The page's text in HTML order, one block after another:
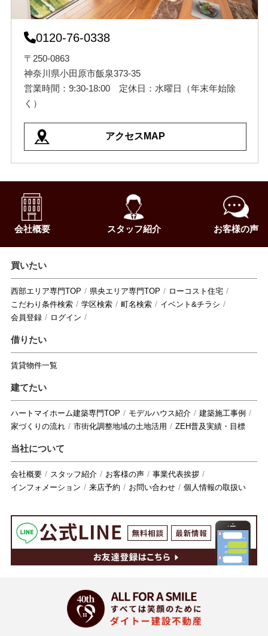
0120-76-0338
〒250-0863
神奈川県小田原市飯泉373-35
営業時間：9:30-18:00 定休日：水曜日（年末年始除
く）
アクセスMAP
会社概要 スタッフ紹介 お客様の声
買いたい
西部エリア専門TOP 県央エリア専門TOP
ローコスト住宅
こだわり条件検索
学区検索 町名検索
イベント&チラシ
会員登録
ログイン
借りたい
賃貸物件一覧
建てたい
ハートマイホーム建築専門TOP モデルハウス紹介
建築施工事例
家づくりの流れ
市街化調整地域の土地活用 ZEH普及実績・目標
当社について
会社概要 スタッフ紹介 お客様の声
事業代表挨拶
インフォメーション
来店予約 お問い合わせ 個人情報の取扱い